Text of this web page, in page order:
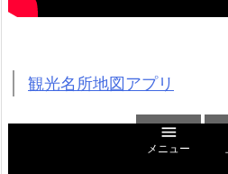
観光名所地図アプリ

メニュー